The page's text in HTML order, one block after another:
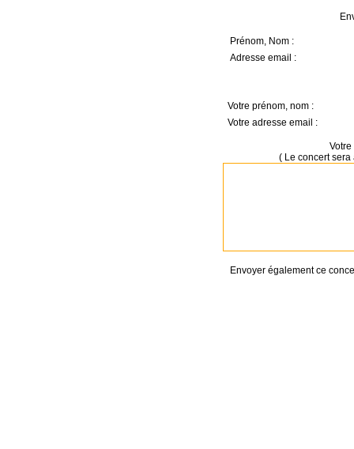
Prénom, Nom :
Adresse email :
Votre prénom, nom :
Votre adresse email :
( Le concert
Envoyer également ce